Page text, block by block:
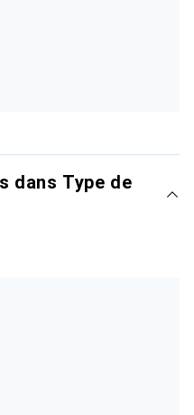
dans Type de